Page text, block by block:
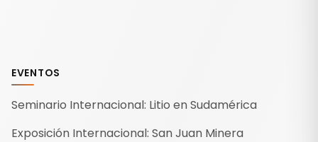
EVENTOS
Seminario Internacional: Litio en Sudamérica
Exposición Internacional: San Juan Minera